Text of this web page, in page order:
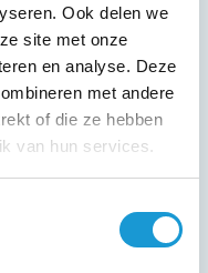
Ook delen we
site met onze
en analyse. Deze
met andere
of die ze hebben
van hun services.